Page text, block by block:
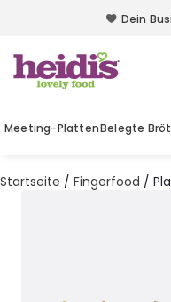
DeinDein
Meeting-PlattenBelegte
Startseite / Fingerfood /